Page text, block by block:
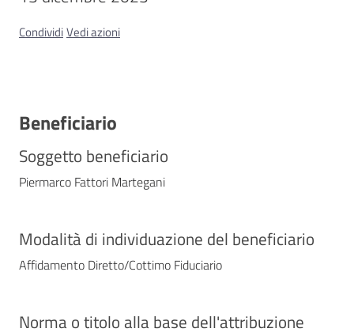
Contatti
CondividiVedi azioni
Beneficiario
Soggetto beneficiario
Piermarco Fattori Martegani
Modalità di individuazione del beneficiario
Affidamento Diretto/Cottimo Fiduciario
Norma o titolo alla base dell'attribuzione